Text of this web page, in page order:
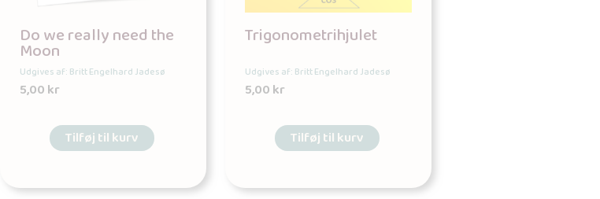
Do we really need the
Moon
Udgives af: Britt Engelhard Jadesø
5,00kr
Tilføj til kurv
Trigonometrihjulet
Udgives af: Britt Engelhard Jadesø
5,00kr
Tilføj til kurv